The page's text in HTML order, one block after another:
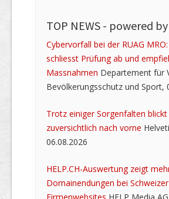
TOP NEWS - powered
Cybervorfall bei der RUAG MRO:
schliesst Prüfung ab und
Massnahmen Departement für
Bevölkerungsschutz und Sport,
Trotz einiger Sorgenfalten blickt
zuversichtlich nach vorne
06.08.2026
HELP.CH-Auswertung zeigt
Domainendungen bei Schweizer